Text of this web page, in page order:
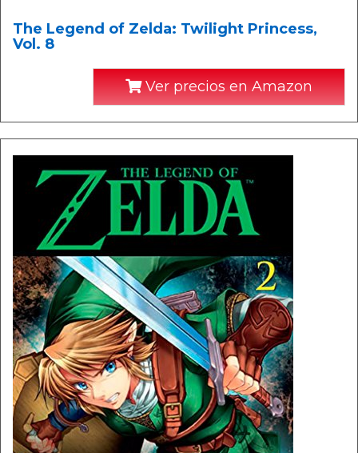
The Legend of Zelda: Twilight Princess,
Vol. 8
Ver precios en Amazon